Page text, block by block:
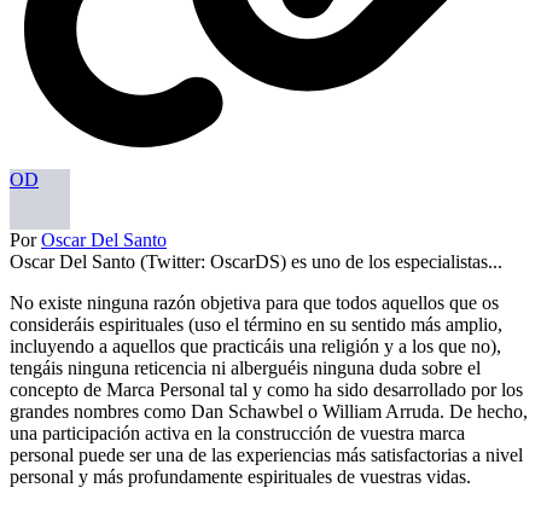
OD
PorOscar Del Santo
Oscar Del Santo (Twitter: OscarDS) es uno de los especialistas...
No existe ninguna razón objetiva para que todos aquellos que os
consideráis espirituales (uso el término en su sentido más amplio,
incluyendo a aquellos que practicáis una religión y a los que no),
tengáis ninguna reticencia ni alberguéis ninguna duda sobre el
concepto de Marca Personal tal y como ha sido desarrollado por los
grandes nombres como Dan Schawbel o William Arruda. De hecho,
una participación activa en la construcción de vuestra marca
personal puede ser una de las experiencias más satisfactorias a nivel
personal y más profundamente espirituales de vuestras vidas.